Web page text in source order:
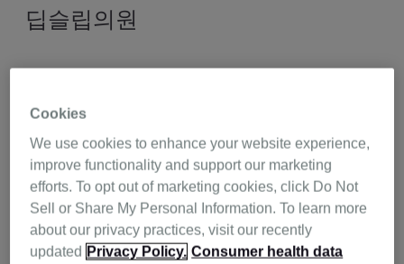
딥슬립의원
http://suum.co.kr
02-6243-6243 길 찾기
Cookies
We use cookies to enhance your website experience,
improve functionality and support our marketing
efforts. To opt out of marketing cookies, click Do Not
Sell or Share My Personal Information. To learn more
about our privacy practices, visit our recently
updated Privacy Policy. Consumer health data